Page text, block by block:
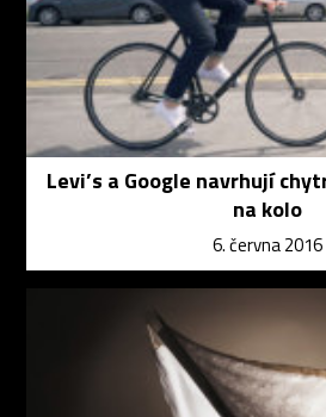
Levi’s a Google navrhují
na kolo
6. června 2016